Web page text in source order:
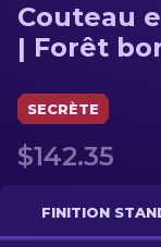
Fusils de
Gants
Autre
Couteau
| Forêt
SECRÈTE
$142.35
FINITION